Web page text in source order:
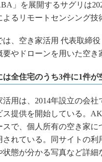
」を展開するサグリは
よるリモートセンシング技
、空き家活用 代表取締
要やドローンを用いた空き
は全住宅のうち3件に1件
用は、2014年設立の会社
ス提供を開始している。
スで、個人所有の空き家に
されている。同サイトの
状態が分かる写真など詳細